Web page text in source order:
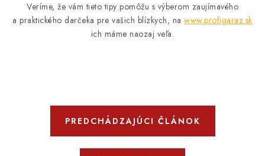
Veríme, že vám tieto tipy pomôžu s výberom zaujímavého
a praktického darčeka pre vašich blízkych, nawww.profigaraz.sk
ich máme naozaj veľa.
PREDCHÁDZAJÚCI ČLÁNOK